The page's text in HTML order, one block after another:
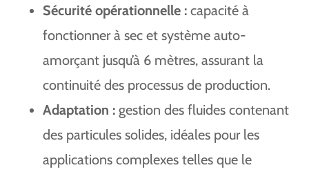
Sécurité opérationnelle : capacité à
fonctionner à sec et système auto-
amorçant jusqu’à 6 mètres, assurant la
continuité des processus de production.
Adaptation : gestion des fluides contenant
des particules solides, idéales pour les
applications complexes telles que le